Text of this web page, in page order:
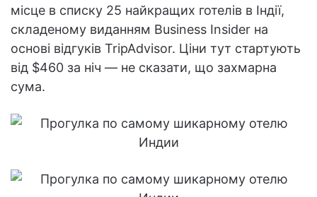
місце в списку 25 найкращих готелів в Індії,
складеному виданням Business Insider на
основі відгуків TripAdvisor. Ціни тут стартують
від $460 за ніч — не сказати, що захмарна
сума.